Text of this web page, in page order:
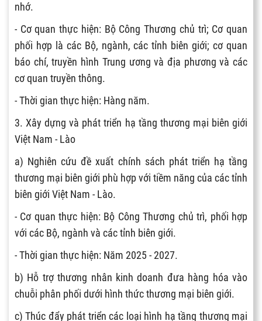
nhớ.
- Cơ quan thực hiện: Bộ Công Thương chủ trì; Cơ quan
phối hợp là các Bộ, ngành, các tỉnh biên giới; cơ quan
báo chí, truyền hình Trung ương và địa phương và các
cơ quan truyền thông.
- Thời gian thực hiện: Hàng năm.
3. Xây dựng và phát triển hạ tầng thương mại biên giới
Việt Nam - Lào
a) Nghiên cứu đề xuất chính sách phát triển hạ tầng
thương mại biên giới phù hợp với tiềm năng của các tỉnh
biên giới Việt Nam - Lào.
- Cơ quan thực hiện: Bộ Công Thương chủ trì, phối hợp
với các Bộ, ngành và các tỉnh biên giới.
- Thời gian thực hiện: Năm 2025 - 2027.
b) Hỗ trợ thương nhân kinh doanh đưa hàng hóa vào
chuỗi phân phối dưới hình thức thương mại biên giới.
c) Thúc đẩy phát triển các loại hình hạ tầng thương mại